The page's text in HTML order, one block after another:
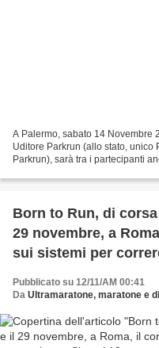
A Palermo, sabato 14 Novembre
Uditore Parkrun (allo stato, unico
Parkrun), sarà tra i partecipanti
Born to Run, di
29 novembre, a
sui sistemi per
Pubblicato su 12/11/AM 00:41
Da Ultramaratone, maratone e